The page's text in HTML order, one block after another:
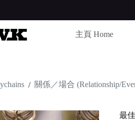
主頁 Home
/ 關係／場合 (Relationship/
最